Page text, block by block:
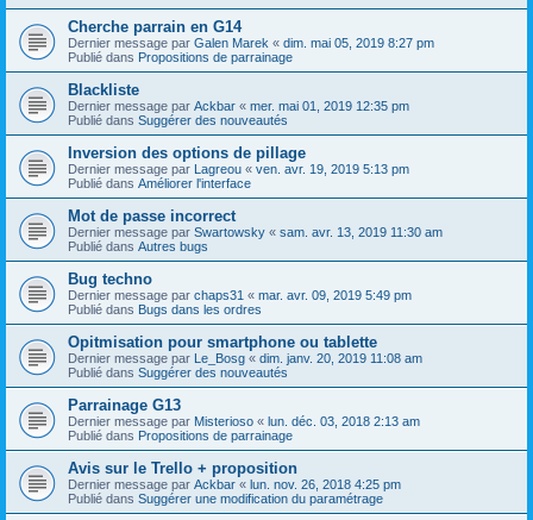
Cherche parrain en G14
Dernier message par Galen Marek « dim. mai 05, 2019 8:27 pm
Publié dans Propositions de parrainage
Blackliste
Dernier message par Ackbar « mer. mai 01, 2019 12:35 pm
Publié dans Suggérer des nouveautés
Inversion des options de pillage
Dernier message par Lagreou « ven. avr. 19, 2019 5:13 pm
Publié dans Améliorer l'interface
Mot de passe incorrect
Dernier message par Swartowsky « sam. avr. 13, 2019 11:30 am
Publié dans Autres bugs
Bug techno
Dernier message par chaps31 « mar. avr. 09, 2019 5:49 pm
Publié dans Bugs dans les ordres
Opitmisation pour smartphone ou tablette
Dernier message par Le_Bosg « dim. janv. 20, 2019 11:08 am
Publié dans Suggérer des nouveautés
Parrainage G13
Dernier message par Misterioso « lun. déc. 03, 2018 2:13 am
Publié dans Propositions de parrainage
Avis sur le Trello + proposition
Dernier message par Ackbar « lun. nov. 26, 2018 4:25 pm
Publié dans Suggérer une modification du paramétrage